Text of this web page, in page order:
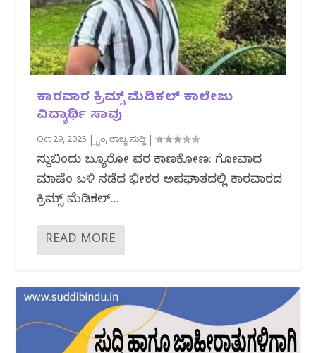
ಕಾರವಾರ ಕ್ರಿಮ್ಸ್ ಮೆಡಿಕಲ್ ಕಾಲೇಜು
ವಿದ್ಯಾರ್ಥಿ ಸಾವು
Oct 29, 2025 |ಕ್ರೈಂ,ರಾಜ್ಯ ಸುದ್ದಿ |
ಸುದ್ದಿಬಿಂದು ಬ್ಯೂರೋ ವರದಿ ಕಾಣಕೋಣ: ಗೋವಾದ
ಮಾಷೆಂ ಬಳಿ ನಡೆದ ಭೀಕರ ಅಪಘಾತದಲ್ಲಿ ಕಾರವಾರದ
ಕ್ರಿಮ್ಸ್ ಮೆಡಿಕಲ್...
READ MORE